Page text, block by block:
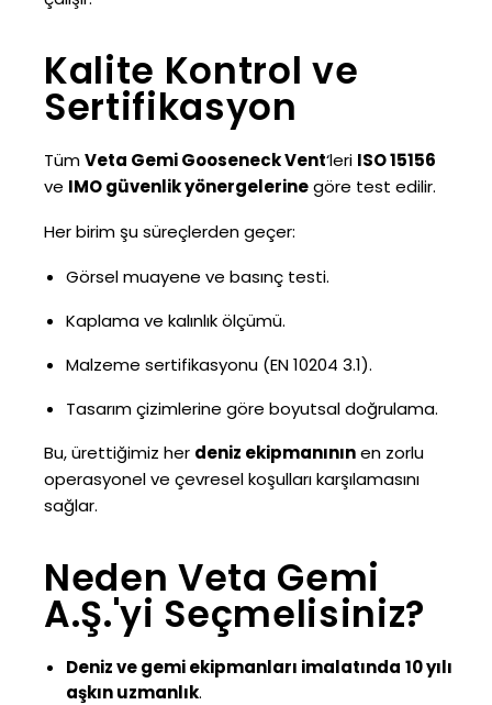
Kalite Kontrol ve
Sertifikasyon
TümVeta Gemi Gooseneck Vent‘leri ISO 15156
ve IMO güvenlik yönergelerinegöre test edilir.
Her birim şu süreçlerden geçer:
Görsel muayene ve basınç testi.
Kaplama ve kalınlık ölçümü.
Malzeme sertifikasyonu (EN 10204 3.1).
Tasarım çizimlerine göre boyutsal doğrulama.
Bu, ürettiğimiz her deniz ekipmanınınen zorlu
operasyonel ve çevresel koşulları karşılamasını
sağlar.
Neden Veta Gemi
A.Ş.'yi Seçmelisiniz?
Deniz ve gemi ekipmanları imalatında 10 yılı
aşkın uzmanlık.